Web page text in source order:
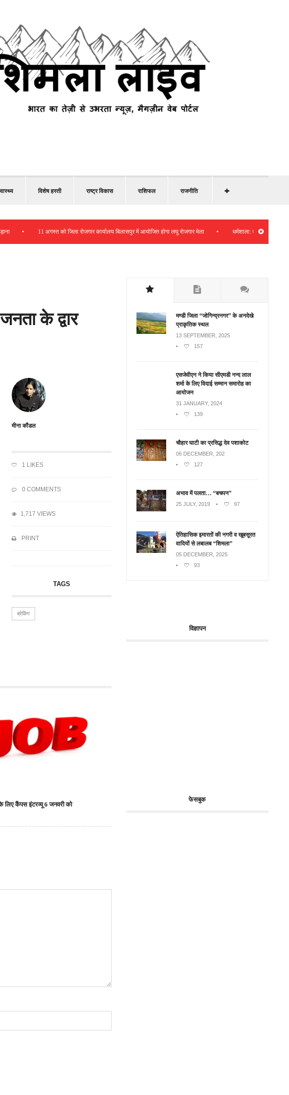
विशेष हस्ती राष्ट्र विकास राशिफल राजनीति
• 11 अगस्त को जिला रोजगार कार्यालय बिलासपुर में आयोजित होगा लघु रोजगार मेला • धर्मशाला: कचहरी फीडर क्षेत्र
के द्वार
मीना कौंडल
1 LIKES
0 COMMENTS
1,717 VIEWS
PRINT
TAGS
ब्रेकिंग
लिए कैंपस इंटरव्यू 6 जनवरी को
मण्डी जिला “जोगिन्द्रनगर” के अनदेखे
प्राकृतिक स्थल
13 SEPTEMBER, 2025
•
157
एसजेवीएन ने किया सीएमडी नन्‍द लाल
शर्मा के लिए विदाई सम्मान समारोह का
आयोजन
31 JANUARY, 2024
•
139
चौहार घाटी का प्रसिद्ध देव पशाकोट
06 DECEMBER, 202
•
127
अभाव में पलता… “बचपन”
25 JULY, 2019 • 97
ऐतिहासिक इमारतों की नगरी व खूबसूरत
वादियों से लबालब “शिमला”
05 DECEMBER, 2025
•
93
विज्ञापन
फेसबुक